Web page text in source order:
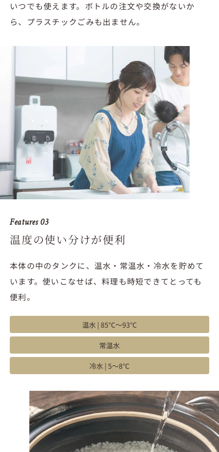
いつでも使えます。ボトルの注文や交換がないか
ら、プラスチックごみも出ません。
Features 03
温度の使い分けが便利
本体の中のタンクに、温水・常温水・冷水を貯めて
います。使いこなせば、料理も時短できてとっても
便利。
温水 | 85℃～93℃
常温水
冷水 | 5〜8℃